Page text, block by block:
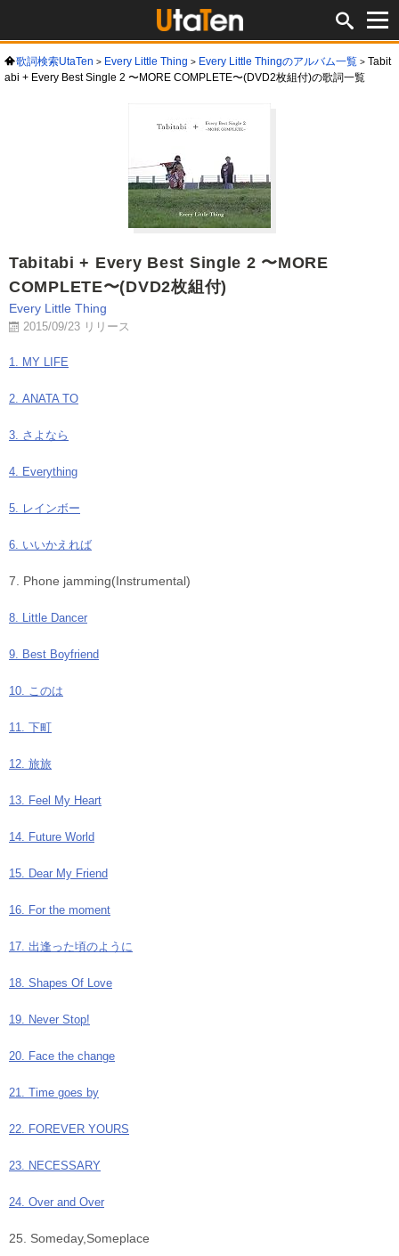
歌詞検索UtaTen Every Little Thing Every Little Thingのアルバム一覧
Tabit
abi + Every Best Single 2 〜MORE COMPLETE〜(DVD2枚組付)の歌詞一覧
Tabitabi + Every Best Single 2 〜MORE
COMPLETE〜(DVD2枚組付)
Every Little Thing
2015/09/23 リリース
1. MY LIFE
2. ANATA TO
3. さよなら
4. Everything
5. レインボー
6. いいかえれば
7. Phone jamming(Instrumental)
8. Little Dancer
9. Best Boyfriend
10. このは
11. 下町
12. 旅旅
13. Feel My Heart
14. Future World
15. Dear My Friend
16. For the moment
17. 出逢った頃のように
18. Shapes Of Love
19. Never Stop!
20. Face the change
21. Time goes by
22. FOREVER YOURS
23. NECESSARY
24. Over and Over
25. Someday,Someplace